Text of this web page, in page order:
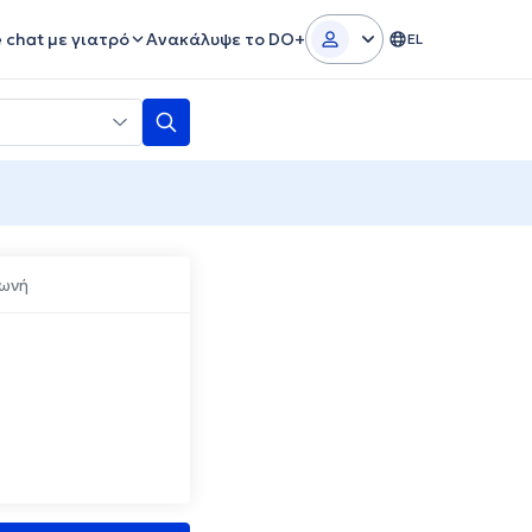
chat με γιατρό Ανακάλυψε το DO+ EL